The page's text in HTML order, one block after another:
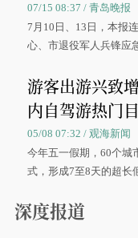
07/15 08:37 / 青岛晚报
7月10日、13日，本报
心、市退役军人兵锋应
游客出游兴致
内自驾游热门
05/08 07:32 / 观海新闻
今年五一假期，60个城
式，形成7至8天的超长
深度报道